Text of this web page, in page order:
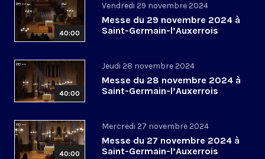
40:00
Vendredi 29 novembre 2024
Messe du 29 novembre 2024 à
Saint-Germain-l’Auxerrois
40:00
Jeudi 28 novembre 2024
Messe du 28 novembre 2024 à
Saint-Germain-l’Auxerrois
40:00
Mercredi 27 novembre 2024
Messe du 27 novembre 2024 à
Saint-Germain-l’Auxerrois